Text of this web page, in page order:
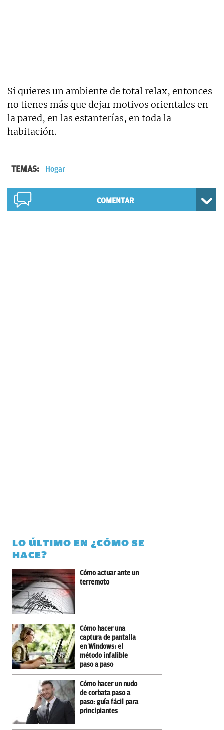
Si quieres un ambiente de total relax, entonces
no tienes más que dejar motivos orientales en
la pared, en las estanterías, en toda la
habitación.
TEMAS: Hogar
COMENTAR
LO ÚLTIMO EN ¿CÓMO SE
HACE?
Cómo actuar ante un
terremoto
Cómo hacer una
captura de pantalla
en Windows: el
método infalible
paso a paso
Cómo hacer un nudo
de corbata paso a
paso: guía fácil para
principiantes